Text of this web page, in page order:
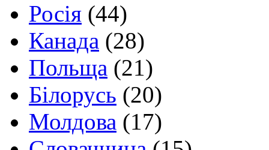
Росія (44)
Канада (28)
Польща (21)
Білорусь (20)
Молдова (17)